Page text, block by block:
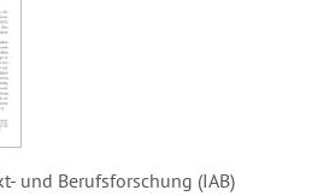
und Berufsforschung (IAB)